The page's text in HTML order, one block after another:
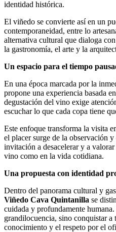
identidad histórica.
El viñedo se convierte así en un
contemporaneidad, entre lo
alternativa cultural que dialoga
la gastronomía, el arte y la
Un espacio para el tiempo
En una época marcada por la
propone una experiencia basada
degustación del vino exige
escuchar lo que cada copa tiene
Este enfoque transforma la visita
el placer surge de la observación
invitación a desacelerar y a
vino como en la vida cotidiana.
Una propuesta con identidad
Dentro del panorama cultural y
Viñedo Cava Quintanilla se
cuidada y profundamente
grandilocuencia, sino conquistar a
conocimiento y el respeto por el